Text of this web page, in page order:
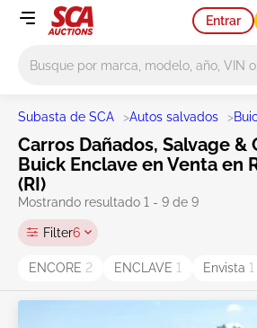
Entrar
Subasta de SCA >Autos salvados >
Carros Dañados, Salvage &
Buick Enclave en Venta en
(RI)
Mostrando resultado 1 - 9 de 9
Filter6
ENCORE 2 ENCLAVE 1 Envista 1